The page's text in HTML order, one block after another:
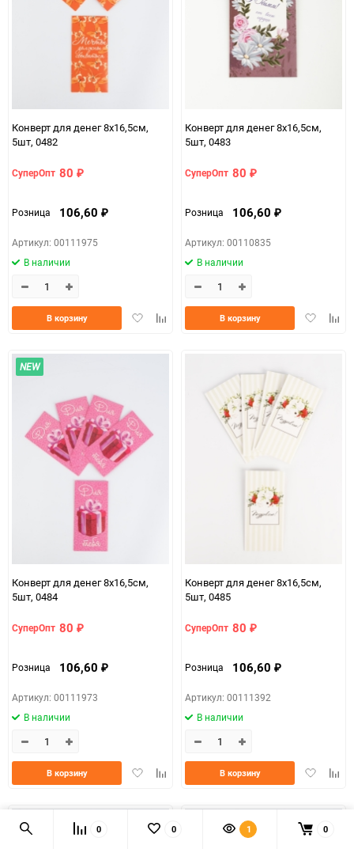
Конверт для денег 8х16,5см,
5шт, 0482
СуперОпт 80 ₽
Розница 106,60 ₽
Артикул: 00111975
В наличии
ДобавитьДобавить
В корзину
Конверт для денег 8х16,5см,
5шт, 0483
СуперОпт 80 ₽
Розница 106,60 ₽
Артикул: 00110835
В наличии
Добавить
В корзину
NEW
Конверт для денег 8х16,5см,
5шт, 0484
СуперОпт 80 ₽
Розница 106,60 ₽
Артикул: 00111973
В наличии
ДобавитьДобавить
В корзину
Конверт для денег 8х16,5см,
5шт, 0485
СуперОпт 80 ₽
Розница 106,60 ₽
Артикул: 00111392
В наличии
Добавить
В корзину
NEW
0 0 1 0